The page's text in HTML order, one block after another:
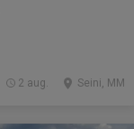
Seini, MM
2 aug.